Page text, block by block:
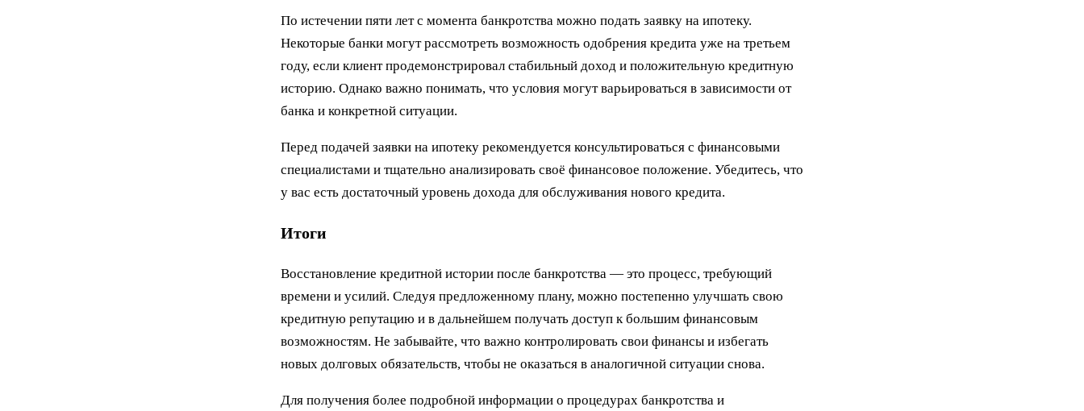
По истечении пяти лет с момента банкротства можно подать заявку на ипотеку.
Некоторые банки могут рассмотреть возможность одобрения кредита уже на третьем
году, если клиент продемонстрировал стабильный доход и положительную кредитную
историю. Однако важно понимать, что условия могут варьироваться в зависимости от
банка и конкретной ситуации.
Перед подачей заявки на ипотеку рекомендуется консультироваться с финансовыми
специалистами и тщательно анализировать своё финансовое положение. Убедитесь, что
у вас есть достаточный уровень дохода для обслуживания нового кредита.
Итоги
Восстановление кредитной истории после банкротства — это процесс, требующий
времени и усилий. Следуя предложенному плану, можно постепенно улучшать свою
кредитную репутацию и в дальнейшем получать доступ к большим финансовым
возможностям. Не забывайте, что важно контролировать свои финансы и избегать
новых долговых обязательств, чтобы не оказаться в аналогичной ситуации снова.
Для получения более подробной информации о процедурах банкротства и